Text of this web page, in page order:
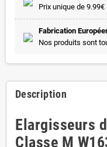
Prix unique de 9.99€
Fabrication
Nos produits sont
Description
Elargisseurs
Classe M